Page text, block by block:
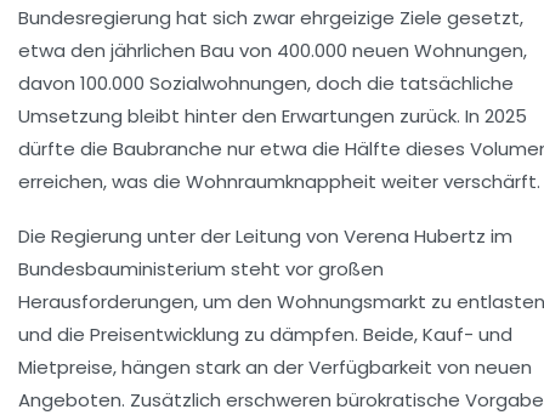
Bundesregierung hat sich zwar ehrgeizige Ziele gesetzt,
etwa den jährlichen Bau von 400.000 neuen Wohnungen,
davon 100.000 Sozialwohnungen, doch die tatsächliche
Umsetzung bleibt hinter den Erwartungen zurück. In 2025
dürfte die Baubranche nur etwa die Hälfte dieses
erreichen, was die Wohnraumknappheit weiter verschärft.
Die Regierung unter der Leitung von Verena Hubertz im
Bundesbauministerium steht vor großen
Herausforderungen, um den Wohnungsmarkt zu entlasten
und die Preisentwicklung zu dämpfen. Beide, Kauf- und
Mietpreise, hängen stark an der Verfügbarkeit von neuen
Angeboten. Zusätzlich erschweren bürokratische